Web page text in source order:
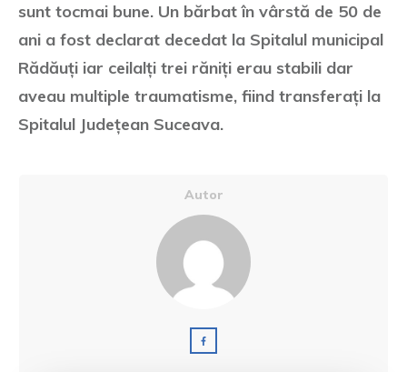
sunt tocmai bune. Un bărbat în vârstă de 50 de
ani a fost declarat decedat la Spitalul municipal
Rădăuți iar ceilalți trei răniți erau stabili dar
aveau multiple traumatisme, fiind transferați la
Spitalul Județean Suceava.
Autor